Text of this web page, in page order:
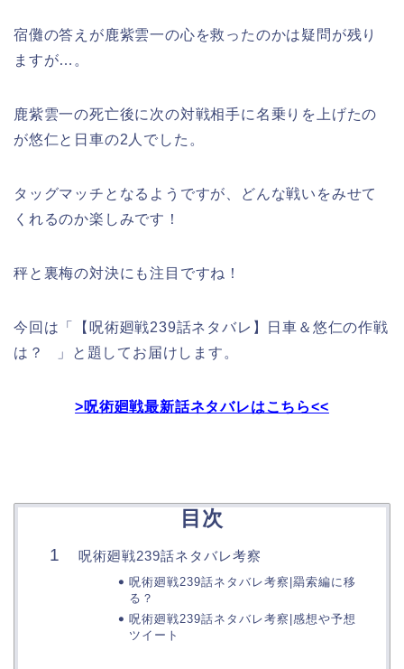
宿儺の答えが鹿紫雲一の心を救ったのかは疑問が残り
ますが…。
鹿紫雲一の死亡後に次の対戦相手に名乗りを上げたの
が悠仁と日車の2人でした。
タッグマッチとなるようですが、どんな戦いをみせて
くれるのか楽しみです！
秤と裏梅の対決にも注目ですね！
今回は「【呪術廻戦239話ネタバレ】日車＆悠仁の作戦
は？ 」と題してお届けします。
>呪術廻戦最新話ネタバレはこちら<<
目次
呪術廻戦239話ネタバレ考察
呪術廻戦239話ネタバレ考察|羂索編に移
る？
呪術廻戦239話ネタバレ考察|感想や予想
ツイート